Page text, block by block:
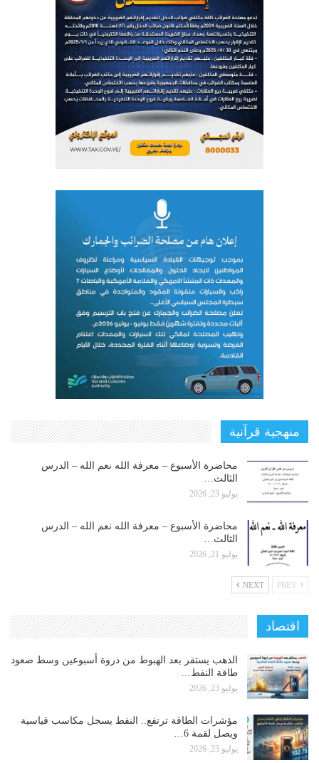
منهجية قرآنية
محاضرة الأسبوع – معرفة الله نعم الله – الدرس
الثالث…
يوليو 23, 2026
محاضرة الأسبوع – معرفة الله نعم الله – الدرس
الثالث…
يوليو 21, 2026
NEXT
اقتصاد
الذهب يستقر بعد الهبوط من ذروة أسبوعين وسط صعود
طاقة النفط…
يوليو 23, 2026
مؤشرات الطاقة ترتفع.. النفط يسجل مكاسب قياسية
ويصل لقمة 6…
يوليو 23, 2026